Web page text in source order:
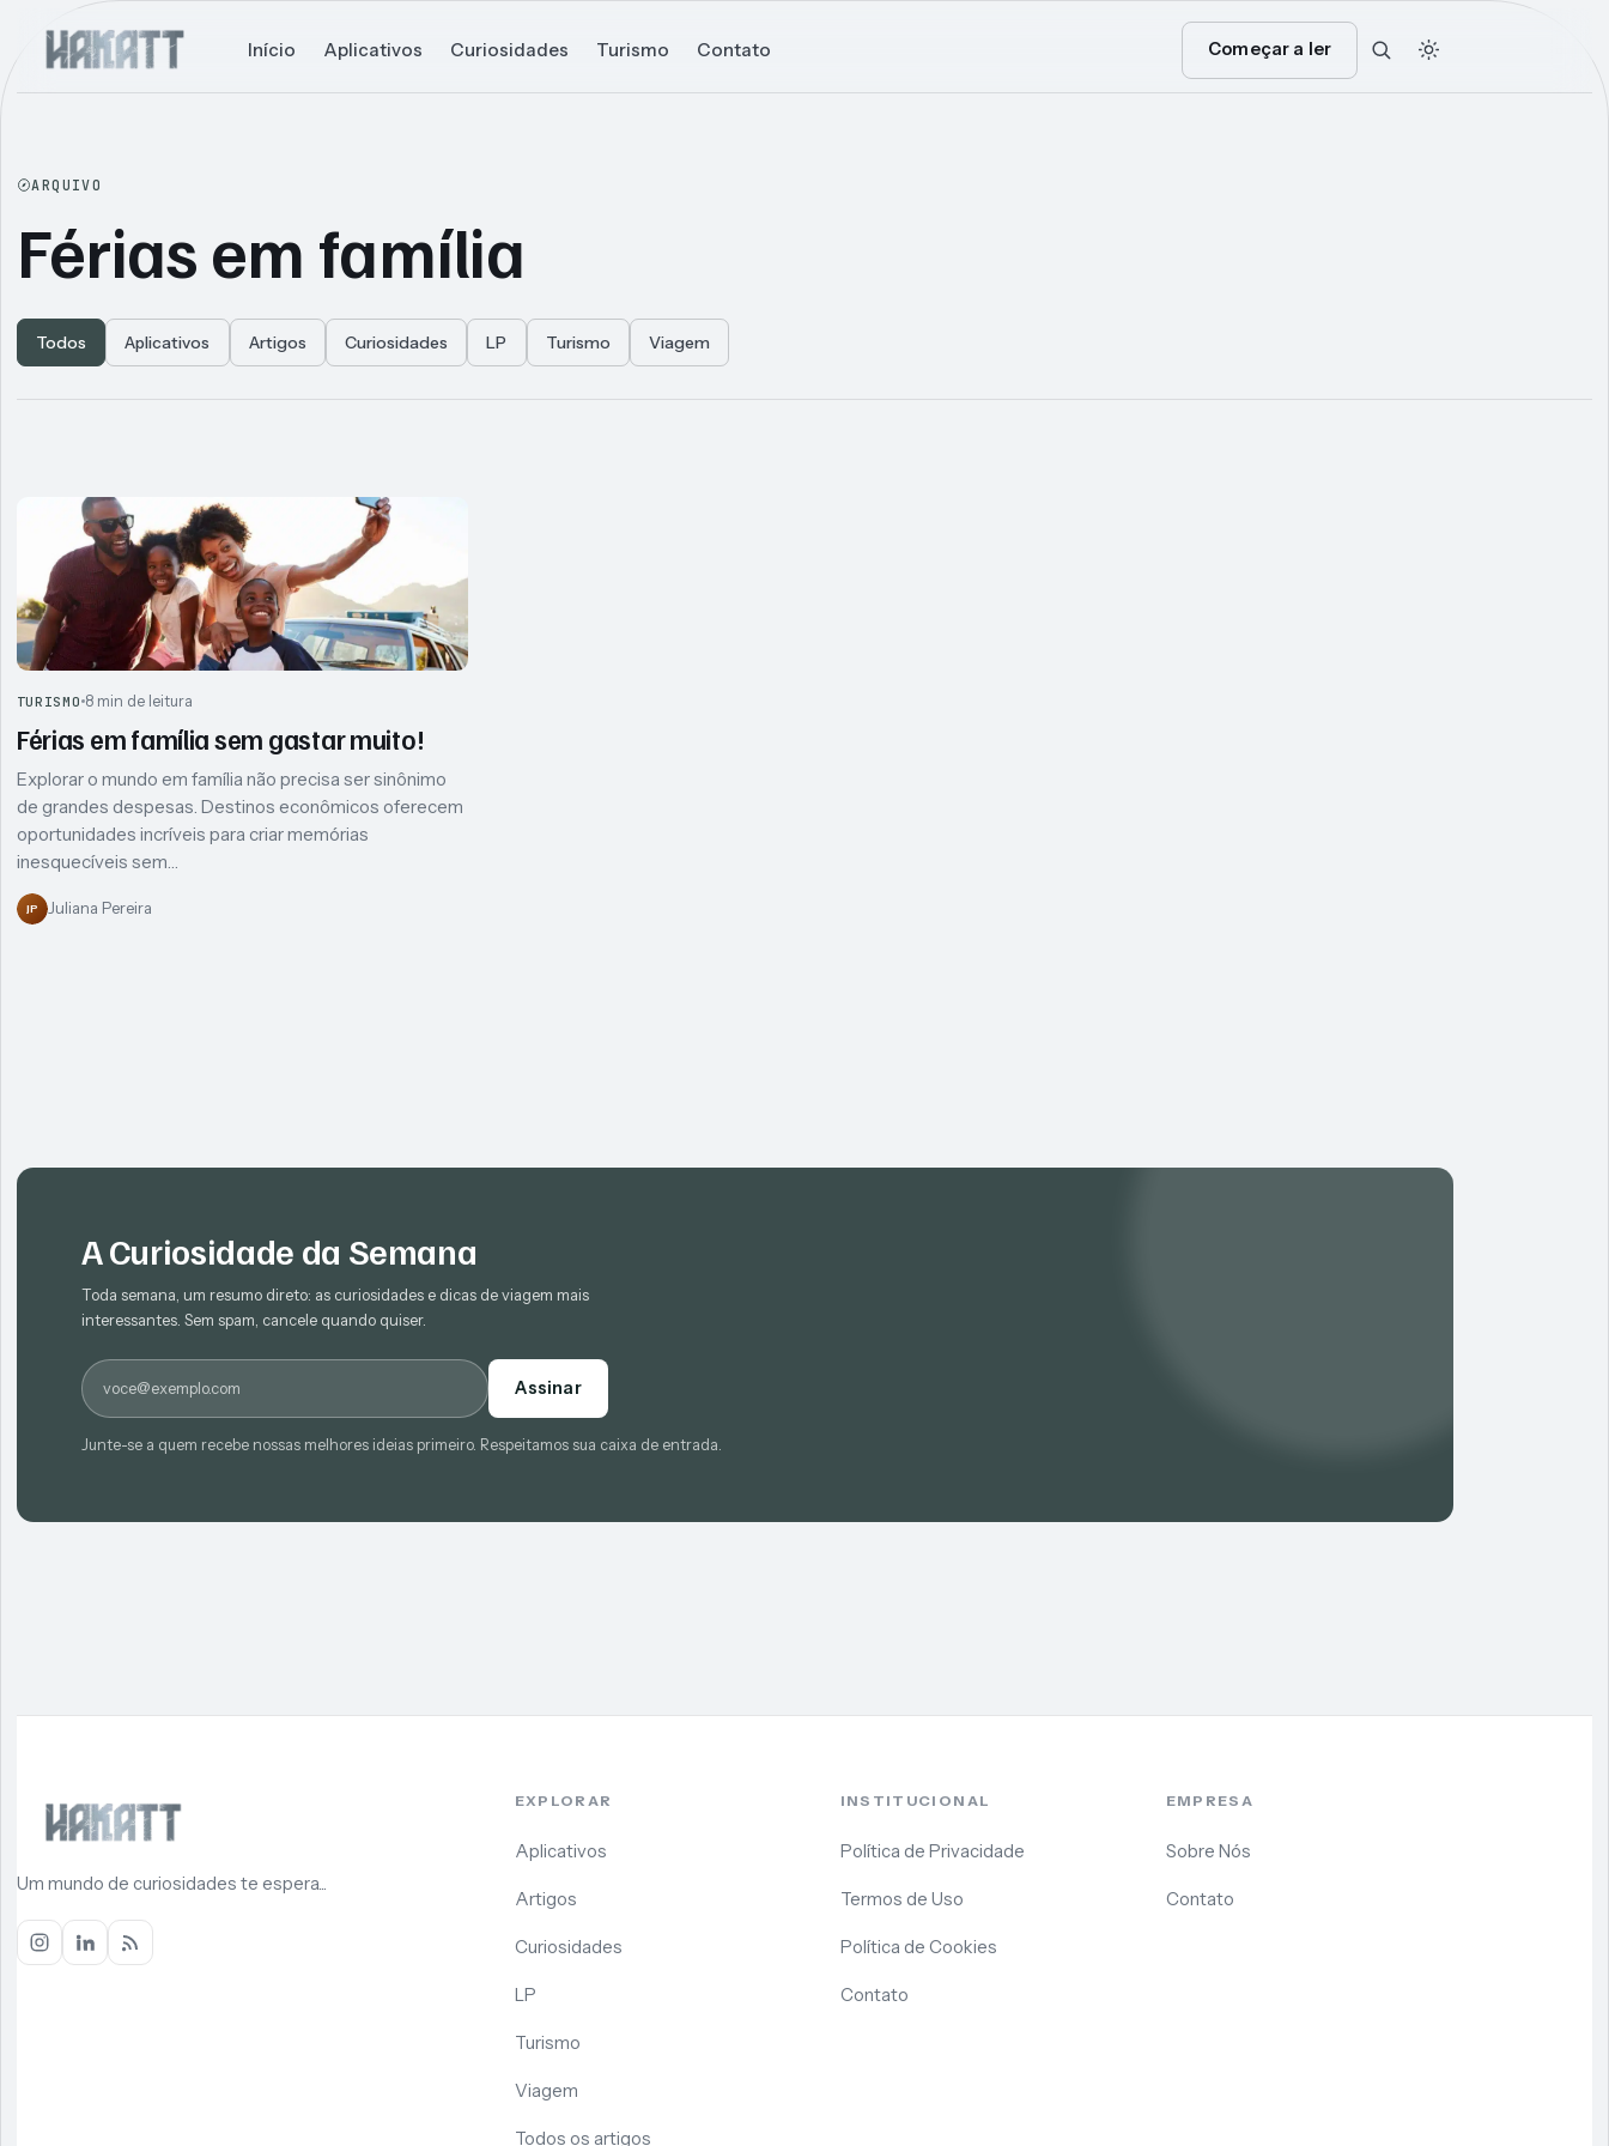
Início Aplicativos Curiosidades Turismo Contato Começar a ler
ARQUIVO
Férias em família
Todos Aplicativos Artigos Curiosidades LP Turismo Viagem
Articles
TURISMO 8 min de leitura
Férias em família sem gastar muito!
Explorar o mundo em família não precisa ser sinônimo
de grandes despesas. Destinos econômicos oferecem
oportunidades incríveis para criar memórias
inesquecíveis sem…
JP Juliana Pereira
A Curiosidade da Semana
Toda semana, um resumo direto: as curiosidades e dicas de viagem mais
interessantes. Sem spam, cancele quando quiser.
E-mail
Assinar
Junte-se a quem recebe nossas melhores ideias primeiro. Respeitamos sua caixa de entrada.
Um mundo de curiosidades te espera...
EXPLORAR
Aplicativos
Artigos
Curiosidades
LP
Turismo
Viagem
Todos os artigos
INSTITUCIONAL
Política de Privacidade
Termos de Uso
Política de Cookies
Contato
EMPRESA
Sobre Nós
Contato